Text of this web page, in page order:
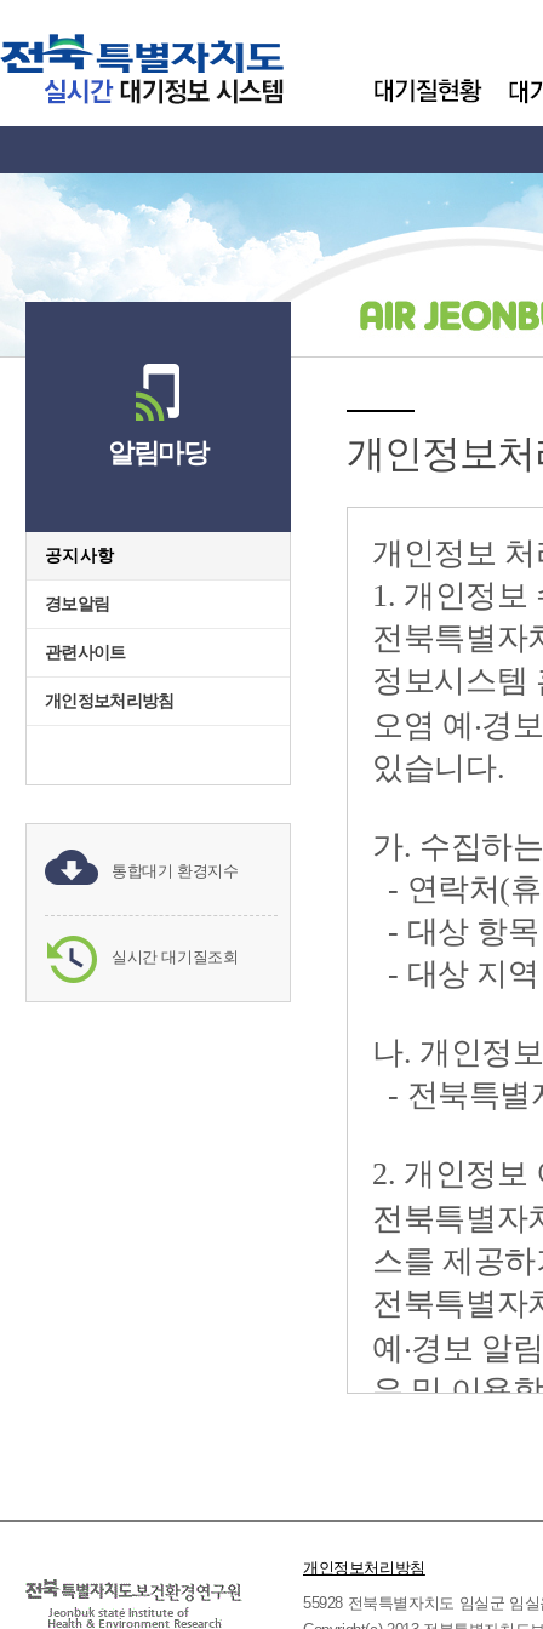
알림마당
공지사항
경보알림
관련사이트
개인정보처리방침
통합대기 환경지수
실시간 대기질조회
개인정보
개인정보처리방침
55928 전북특별자치도 임실군 임